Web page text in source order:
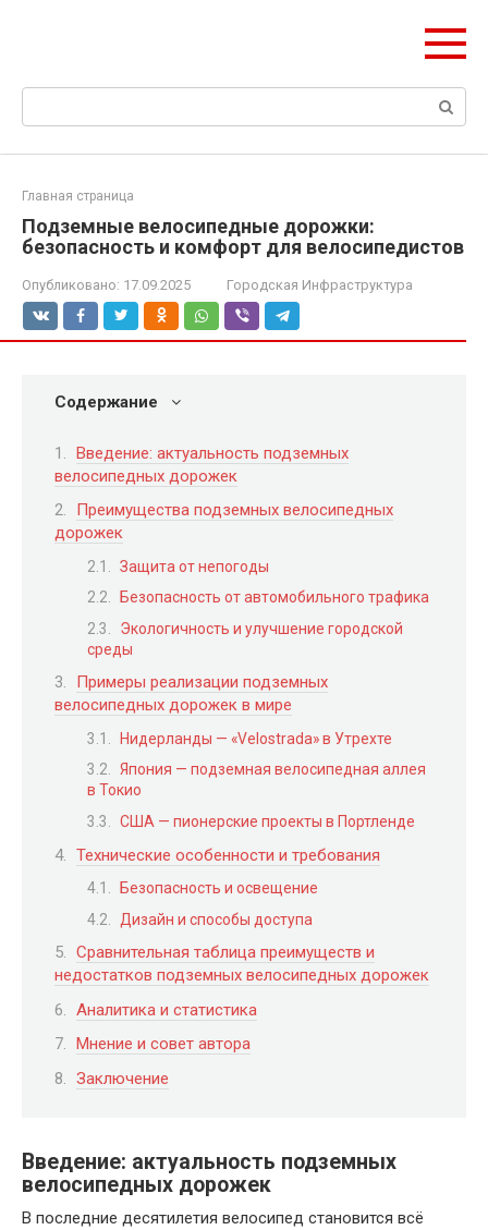
Поиск:
Главная страница
Подземные велосипедные дорожки:
безопасность и комфорт для велосипедистов
Опубликовано: 17.09.2025 Городская Инфраструктура
Содержание
Введение: актуальность подземных
велосипедных дорожек
Преимущества подземных велосипедных
дорожек
Защита от непогоды
Безопасность от автомобильного трафика
Экологичность и улучшение городской
среды
Примеры реализации подземных
велосипедных дорожек в мире
Нидерланды — «Velostrada» в Утрехте
Япония — подземная велосипедная аллея
в Токио
США — пионерские проекты в Портленде
Технические особенности и требования
Безопасность и освещение
Дизайн и способы доступа
Сравнительная таблица преимуществ и
недостатков подземных велосипедных дорожек
Аналитика и статистика
Мнение и совет автора
Заключение
Введение: актуальность подземных
велосипедных дорожек
В последние десятилетия велосипед становится всё